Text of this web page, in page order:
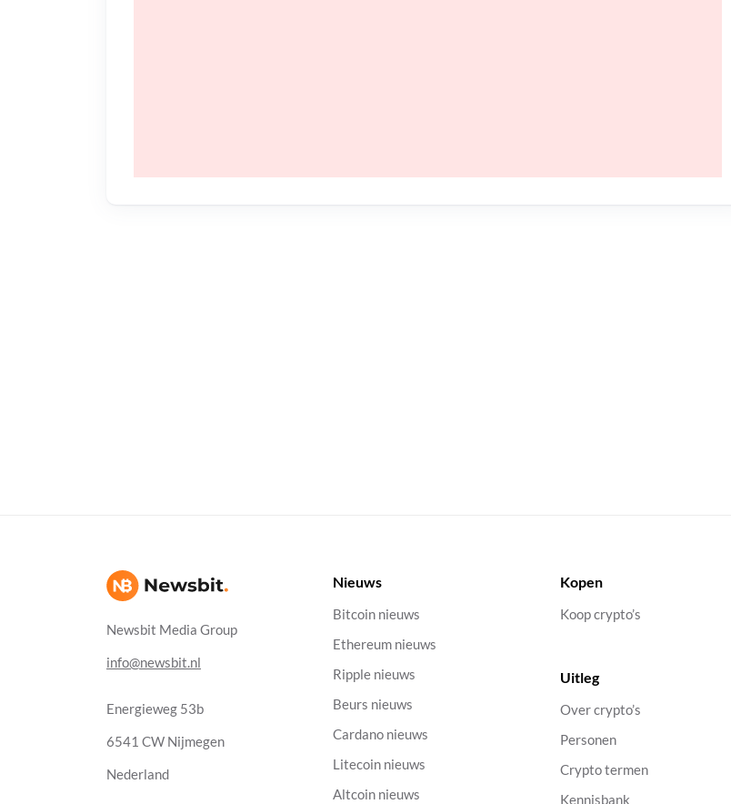
Newsbit Media Group
info@newsbit.nl
Energieweg 53b
6541 CW Nijmegen
Nederland
Nieuws
Bitcoin nieuws
Ethereum nieuws
Ripple nieuws
Beurs nieuws
Cardano nieuws
Litecoin nieuws
Altcoin nieuws
Kopen
Koop crypto’s
Uitleg
Over crypto’s
Personen
Crypto termen
Kennisbank